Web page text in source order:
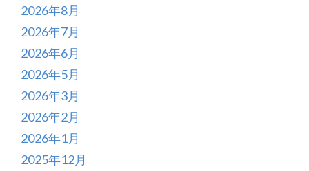
2026年8月
2026年7月
2026年6月
2026年5月
2026年3月
2026年2月
2026年1月
2025年12月